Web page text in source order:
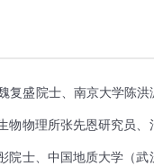
复盛院士、南京大学陈洪
物物理所张先恩研究员、
院士、中国地质大学（武